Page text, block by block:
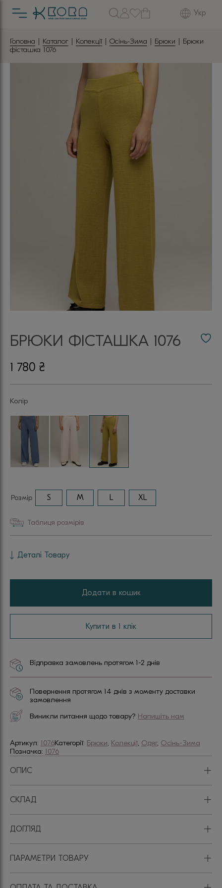
Укр
Головна | Каталог | Колекції | Осінь-Зима | Брюки | Брюки
фісташка 1076
БРЮКИ ФІСТАШКА 1076
1 780 ₴
Колір
Розмір S M L XL
Таблиця розмірів
Деталі Товару
Додати в кошик
Купити в 1 клік
Відправка замовлень протягом 1-2 днів
Повернення протягом 14 днів з моменту доставки
замовлення
Виникли питання щодо товару? Напишіть нам
Артикул: 1076Категорії: Брюки, Колекції, Одяг, Осінь-Зима
Позначка: 1076
ОПИС +
СКЛАД +
ДОГЛЯД +
ПАРАМЕТРИ ТОВАРУ +